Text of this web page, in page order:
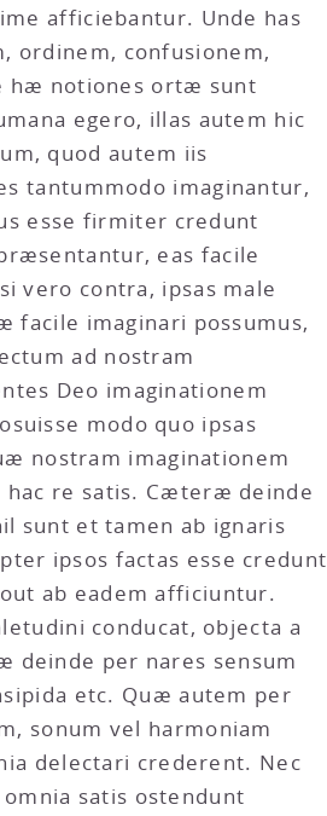
afficiebantur. Unde has
ordinem, confusionem,
hæ notiones ortæ sunt
egero, illas autem hic
quod autem iis
tantummodo imaginantur,
esse firmiter credunt
eas facile
vero contra, ipsas male
facile imaginari possumus,
ad nostram
Deo imaginationem
modo quo ipsas
nostram imaginationem
re satis. Cæteræ deinde
sunt et tamen ab ignaris
ipsos factas esse credunt
ab eadem afficiuntur.
conducat, objecta a
deinde per nares sensum
etc. Quæ autem per
sonum vel harmoniam
delectari crederent. Nec
satis ostendunt